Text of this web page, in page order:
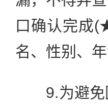
口确认完成
名、性别、
9.为避免